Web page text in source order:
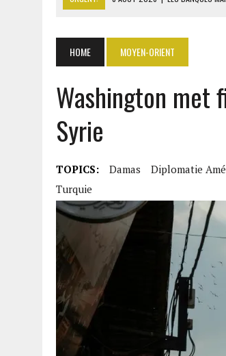
8 AOÛT 2026 | TALLA SYLLA APPELLE
8 AOÛT 2026
LIBAN-SUD : LE CHANTIER DE
HOME MOYEN-ORIENT
Washington met
Syrie
TOPICS: Damas Diplomatie
Turquie